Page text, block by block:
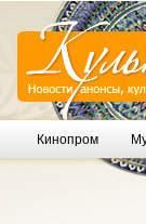
Кинопром